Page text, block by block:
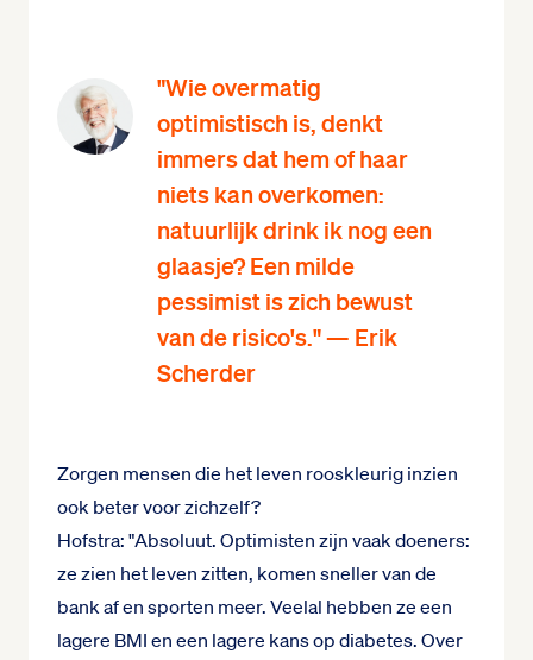
"Wie overmatig
optimistisch is, denkt
immers dat hem of haar
niets kan overkomen:
natuurlijk drink ik nog een
glaasje? Een milde
pessimist is zich bewust
van de risico's." — Erik
Scherder
Zorgen mensen die het leven rooskleurig inzien
ook beter voor zichzelf?
Hofstra: "Absoluut. Optimisten zijn vaak doeners:
ze zien het leven zitten, komen sneller van de
bank af en sporten meer. Veelal hebben ze een
lagere BMI en een lagere kans op diabetes. Over